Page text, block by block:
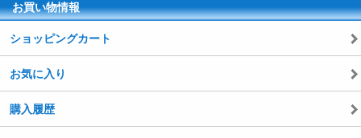
お買い物情報
ショッピングカート
お気に入り
購入履歴